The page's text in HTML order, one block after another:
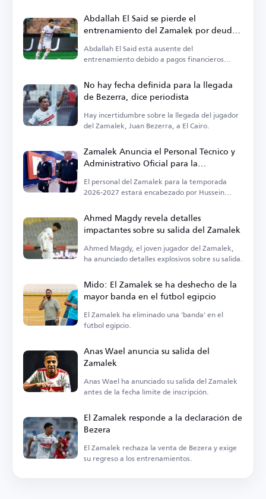
Abdallah El Said se pierde el
entrenamiento del Zamalek por deudas
impagas
Abdallah El Said está ausente del
entrenamiento debido a pagos financieros
No hay fecha definida para la llegada
de Bezerra, dice periodista
Hay incertidumbre sobre la llegada del jugador
del Zamalek, Juan Bezerra, a El Cairo.
Zamalek Anuncia el Personal Técnico y
Administrativo Oficial para la
Temporada 2026-2027
El personal del Zamalek para la temporada
2026-2027 estará encabezado por Hussein
Ahmed Magdy revela detalles
impactantes sobre su salida del Zamalek
Ahmed Magdy, el joven jugador del Zamalek,
ha anunciado detalles explosivos sobre su salida.
Mido: El Zamalek se ha deshecho de la
mayor banda en el fútbol egipcio
El Zamalek ha eliminado una 'banda' en el
fútbol egipcio.
Anas Wael anuncia su salida del
Zamalek
Anas Wael ha anunciado su salida del Zamalek
antes de la fecha límite de inscripción.
El Zamalek responde a la declaración de
Bezera
El Zamalek rechaza la venta de Bezera y exige
su regreso a los entrenamientos.